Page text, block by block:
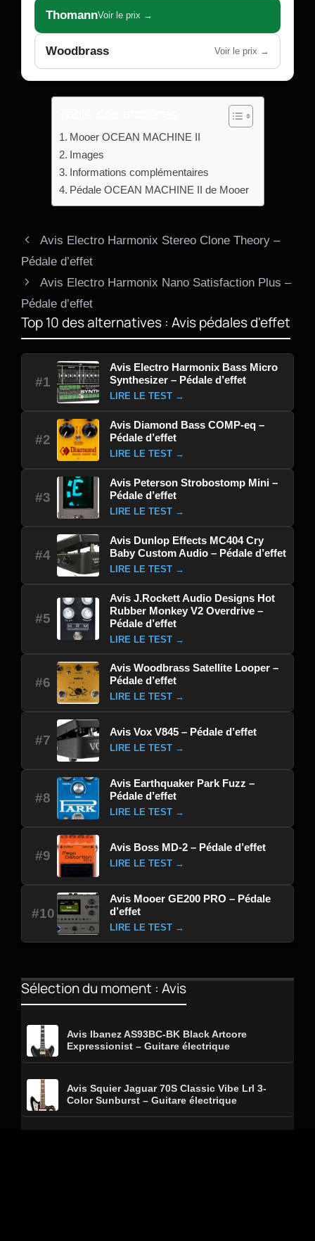
ThomannVoir le prix →
Woodbrass Voir le prix →
Mooer OCEAN MACHINE II
Images
Informations complémentaires
Pédale OCEAN MACHINE II de Mooer
Avis Electro Harmonix Stereo Clone Theory –
Pédale d’effet
Avis Electro Harmonix Nano Satisfaction Plus –
Pédale d’effet
Top 10 des alternatives : Avis pédales d'effet
#1
Avis Electro Harmonix Bass Micro
Synthesizer – Pédale d’effet
LIRE LE TEST →
#2
Avis Diamond Bass COMP-eq –
Pédale d’effet
LIRE LE TEST →
#3
Avis Peterson Strobostomp Mini –
Pédale d’effet
LIRE LE TEST →
#4
Avis Dunlop Effects MC404 Cry
Baby Custom Audio – Pédale d’effet
LIRE LE TEST →
#5
Avis J.Rockett Audio Designs Hot
Rubber Monkey V2 Overdrive –
Pédale d’effet
LIRE LE TEST →
#6
Avis Woodbrass Satellite Looper –
Pédale d’effet
LIRE LE TEST →
#7
Avis Vox V845 – Pédale d’effet
LIRE LE TEST →
#8
Avis Earthquaker Park Fuzz –
Pédale d’effet
LIRE LE TEST →
#9
Avis Boss MD-2 – Pédale d’effet
LIRE LE TEST →
#10
Avis Mooer GE200 PRO – Pédale
d’effet
LIRE LE TEST →
Sélection du moment : Avis
Avis Ibanez AS93BC-BK Black Artcore
Expressionist – Guitare électrique
Avis Squier Jaguar 70S Classic Vibe Lrl 3-
Color Sunburst – Guitare électrique